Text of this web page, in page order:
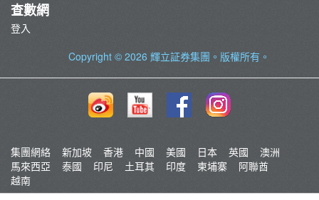
查數網
登入
Copyright © 2026 輝立証券集團 。版權所有。
集團網絡 新加坡 香港 中國 美國 日本 英國
澳洲
馬來西亞
泰國 印尼 土耳其 印度 柬埔寨
阿聯酋
越南